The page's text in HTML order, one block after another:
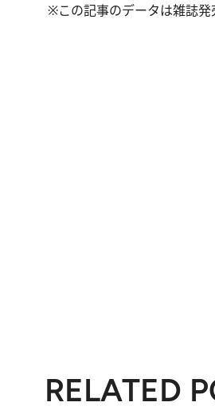
※この記事のデータは雑誌発
RELATED